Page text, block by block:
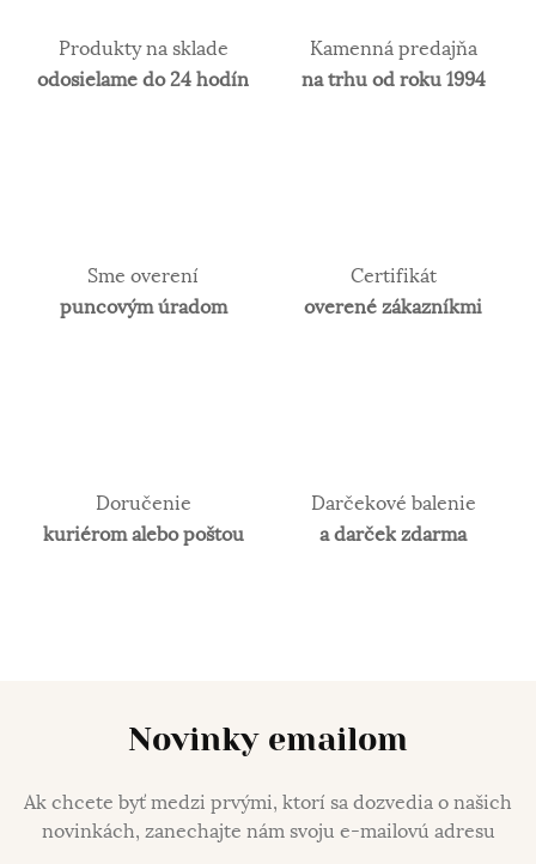
Produkty na sklade
odosielame do 24 hodín
Kamenná predajňa
na trhu od roku 1994
Sme overení
puncovým úradom
Certifikát
overené zákazníkmi
Doručenie
kuriérom alebo poštou
Darčekové balenie
a darček zdarma
Novinky emailom
Ak chcete byť medzi prvými, ktorí sa dozvedia o našich
novinkách, zanechajte nám svoju e-mailovú adresu